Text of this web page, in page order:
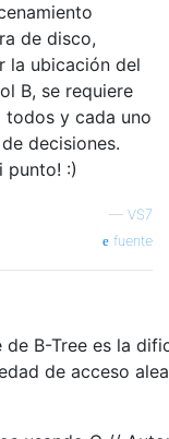
de disco,
la ubicación del
B, se requiere
todos y cada uno
decisiones.
punto! :)
— VS7
fuente
B-Tree es la
de acceso